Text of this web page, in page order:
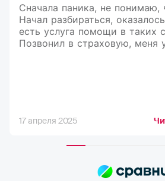
Сначала паника, не понимаю,
Начал разбираться,
есть услуга помощи в таких
Позвонил в страховую, меня
17 апреля 2025